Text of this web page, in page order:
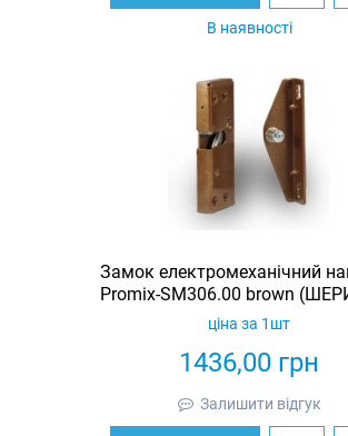
В наявності
Замок електромеханічний
Promix-SM306.00 brown
К)
1436,00 грн
ціна за 1шт
Залишити відгук